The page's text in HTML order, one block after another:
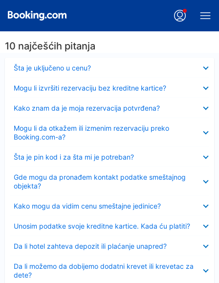
10 najčešćih pitanja
Šta je uključeno u cenu?
Sažeto
Mogu li izvršiti rezervaciju bez kreditne kartice?
Kako znam da je moja rezervacija potvrđena?
Mogu li da otkažem ili izmenim rezervaciju preko
Booking.com-a?
Šta je pin kod i za šta mi je potreban?
Sažeto
Gde mogu da pronađem kontakt podatke smeštajnog
objekta?
Kako mogu da vidim cenu smeštajne jedinice?
Unosim podatke svoje kreditne kartice. Kada ću platiti?
Da li hotel zahteva depozit ili plaćanje unapred?
Da li možemo da dobijemo dodatni krevet ili krevetac za
dete?